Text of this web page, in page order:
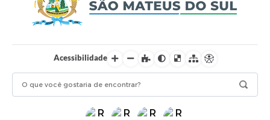
Acessibilidade